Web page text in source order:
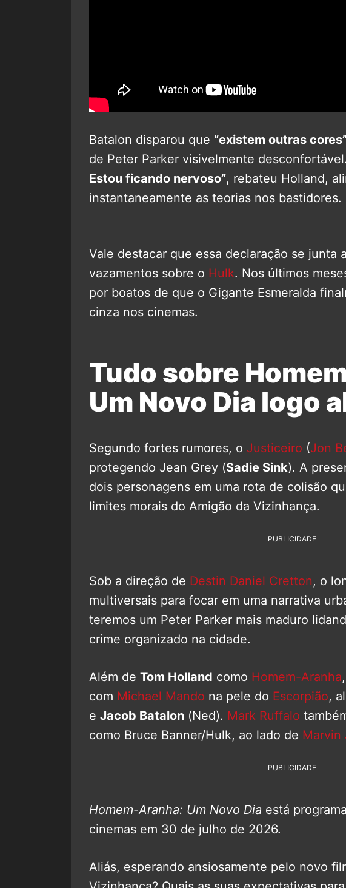
Batalon disparou que “existem outras
de Peter Parker visivelmente desconfortável.
Estou ficando nervoso”, rebateu Holland,
instantaneamente as teorias nos bastidores.
Vale destacar que essa declaração se junta
vazamentos sobre o Hulk. Nos últimos
por boatos de que o Gigante Esmeralda
cinza nos cinemas.
Tudo sobre
Um Novo Dia logo
Segundo fortes rumores, o Justiceiro (Jon
protegendo Jean Grey (Sadie Sink). A
dois personagens em uma rota de colisão
limites morais do Amigão da Vizinhança.
PUBLICIDADE
Sob a direção de Destin Daniel Cretton, o
multiversais para focar em uma narrativa
teremos um Peter Parker mais maduro
crime organizado na cidade.
Além de Tom Holland como Homem-Aranha
com Michael Mando na pele do Escorpião,
e Jacob Batalon (Ned). Mark Ruffalo
como Bruce Banner/Hulk, ao lado de Marvin
PUBLICIDADE
Homem-Aranha: Um Novo Dia está
cinemas em 30 de julho de 2026.
Aliás, esperando ansiosamente pelo novo